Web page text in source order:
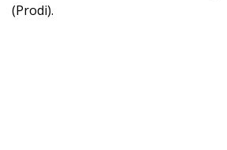
(Prodi).